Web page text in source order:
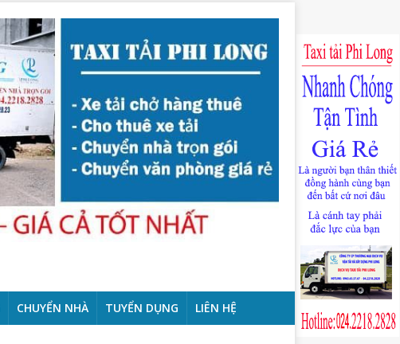
CHUYỂN NHÀ TUYỂN DỤNG LIÊN HỆ